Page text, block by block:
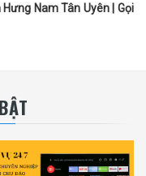
Nam Tân Uyên | Gọi